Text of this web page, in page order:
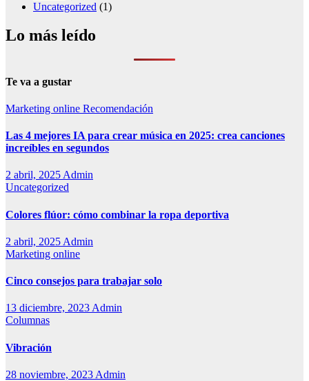
Uncategorized (1)
Lo más leído
Te va a gustar
Marketing online Recomendación
Las 4 mejores IA para crear música en 2025: crea canciones
increíbles en segundos
2 abril, 2025Admin
Uncategorized
Colores flúor: cómo combinar la ropa deportiva
2 abril, 2025 Admin
Marketing online
Cinco consejos para trabajar solo
13 diciembre, 2023Admin
Columnas
Vibración
28 noviembre, 2023 Admin